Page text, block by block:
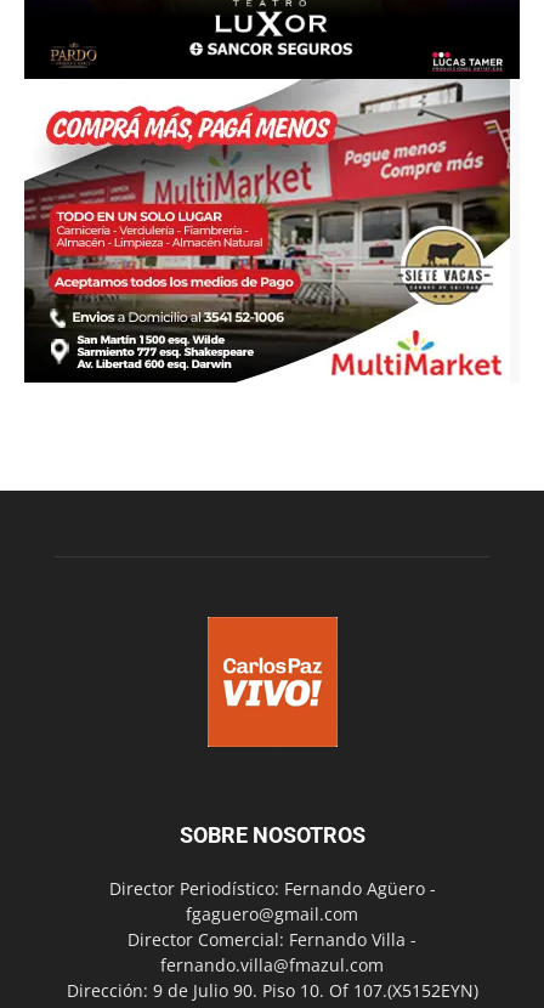
SOBRE NOSOTROS
Director Periodístico: Fernando Agüero -
fgaguero@gmail.com
Director Comercial: Fernando Villa -
fernando.villa@fmazul.com
Dirección: 9 de Julio 90. Piso 10. Of 107.(X5152EYN)